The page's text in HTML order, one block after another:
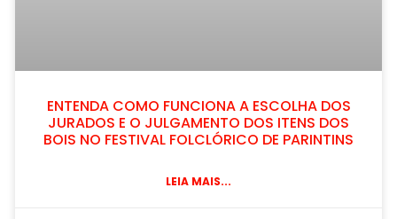
ENTENDA COMO FUNCIONA A ESCOLHA DOS
JURADOS E O JULGAMENTO DOS ITENS DOS
BOIS NO FESTIVAL FOLCLÓRICO DE PARINTINS
LEIA MAIS...